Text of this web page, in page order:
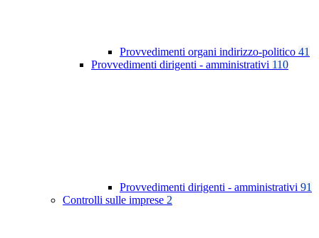
Provvedimenti organi indirizzo-politico 41
Provvedimenti dirigenti - amministrativi 110
Provvedimenti dirigenti - amministrativi 91
Controlli sulle imprese 2